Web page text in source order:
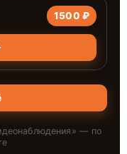
1500 ₽
» — по